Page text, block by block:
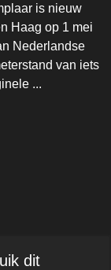
is nieuw
Haag op 1 mei
Nederlandse
van iets
...
dit